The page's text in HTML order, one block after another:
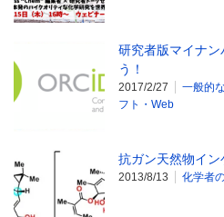
研究者版マイナン
う！
2017/2/27 一般的
フト・Web
抗ガン天然物イ
2013/8/13 化学者